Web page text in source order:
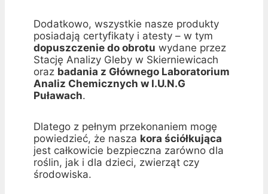
Dodatkowo, wszystkie nasze produkty
posiadają certyfikaty i atesty – w tym
dopuszczenie do obrotu wydane przez
Stację Analizy Gleby w Skierniewicach
oraz badania z Głównego Laboratorium
Analiz Chemicznych w I.U.N.G
Puławach.
Dlatego z pełnym przekonaniem mogę
powiedzieć, że nasza kora ściółkująca
jest całkowicie bezpieczna zarówno dla
roślin, jak i dla dzieci, zwierząt czy
środowiska.